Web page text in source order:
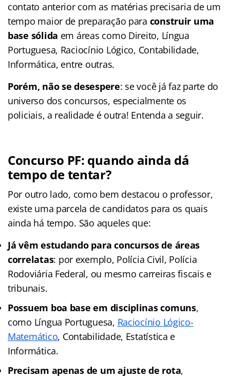
contato anterior com as matérias precisaria de um
tempo maior de preparação para construir uma
base sólida em áreas como Direito, Língua
Portuguesa, Raciocínio Lógico, Contabilidade,
Informática, entre outras.
Porém, não se desespere: se você já faz parte do
universo dos concursos, especialmente os
policiais, a realidade é outra! Entenda a seguir.
Concurso PF: quando ainda dá
tempo de tentar?
Por outro lado, como bem destacou o professor,
existe uma parcela de candidatos para os quais
ainda há tempo. São aqueles que:
Já vêm estudando para concursos de áreas
correlatas: por exemplo, Polícia Civil, Polícia
Rodoviária Federal, ou mesmo carreiras fiscais e
tribunais.
Possuem boa base em disciplinas comuns,
como Língua Portuguesa, Raciocínio Lógico-
Matemático, Contabilidade, Estatística e
Informática.
Precisam apenas de um ajuste de rota,